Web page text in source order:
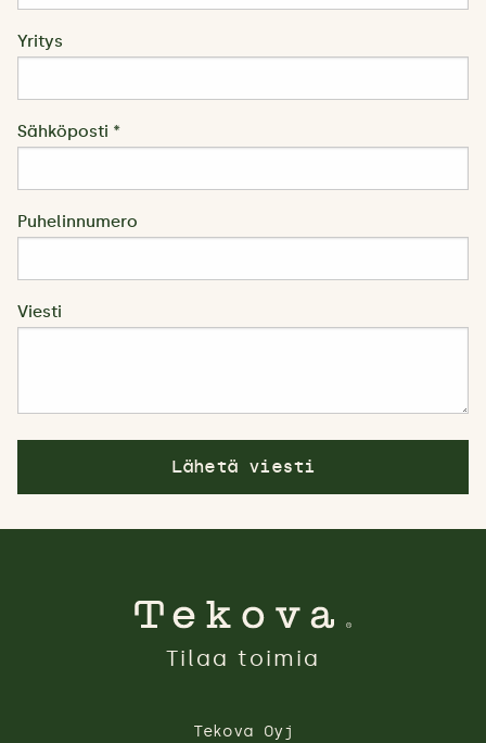
Yritys
Sähköposti *
Puhelinnumero
Viesti
Tilaa toimia
Tekova Oyj